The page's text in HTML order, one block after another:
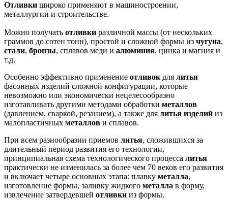
Отливки широко применяют в машиностроении,
металлургии и строительстве.
Можно получать отливки различной массы (от нескольких
граммов до сотен тонн), простой и сложной формы из чугуна,
стали, бронзы, сплавов меди и алюминия, цинка и магния и
т.д.
Особенно эффективно применение отливок для литья
фасонных изделий сложной конфигурации, которые
невозможно или экономически нецелесообразно
изготавливать другими методами обработки металлов
(давлением, сваркой, резанием), а также для литья изделий из
малопластичных металлов и сплавов.
При всем разнообразии приемов литья, сложившихся за
длительный период развития его технологии,
принципиальная схема технологического процесса литья
практически не изменилась за более чем 70 веков его развития
и включает четыре основных этапа: плавку металла,
изготовление формы, заливку жидкого металла в форму,
извлечение затвердевшей отливки из формы.